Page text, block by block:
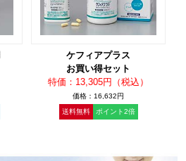
ケフィアプラス
お買い得セット
特価：13,305円（税込）
価格：16,632円
送料無料
ポイント2倍